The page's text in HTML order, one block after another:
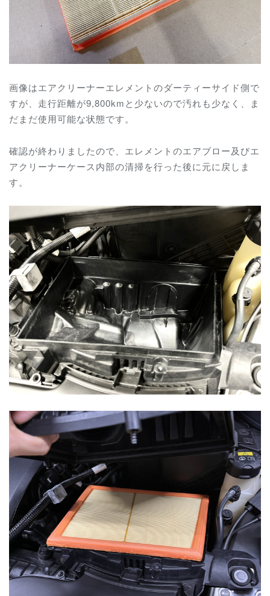
画像はエアクリーナーエレメントのダーティーサイド側で
すが、走行距離が9,800kmと少ないので汚れも少なく、ま
だまだ使用可能な状態です。
確認が終わりましたので、エレメントのエアブロー及びエ
アクリーナーケース内部の清掃を行った後に元に戻しま
す。